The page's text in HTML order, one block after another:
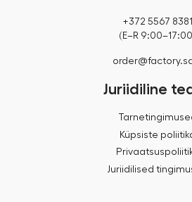
+372 5567 8381
(E–R
Juriidiline
Küpsiste
Juriidilised